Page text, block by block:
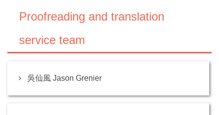
Proofreading and translation
service team
吳仙風 Jason Grenier